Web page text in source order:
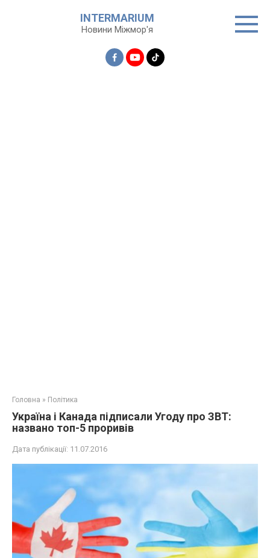
INTERMARIUM
Новини Міжмор'я
Головна » Політика
Україна і Канада підписали Угоду про ЗВТ:
названо топ-5 проривів
Дата публікації: 11.07.2016